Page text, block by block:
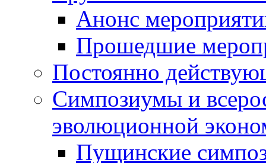
Анонс
Прошедшие
Постоянно
Симпозиумы и
эволюционной
Пущинские